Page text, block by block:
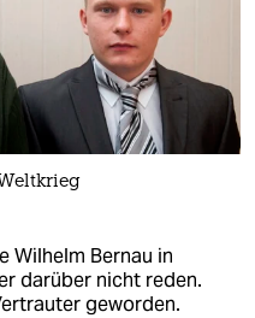
Wilhelm Bernau in
darüber nicht reden.
geworden.